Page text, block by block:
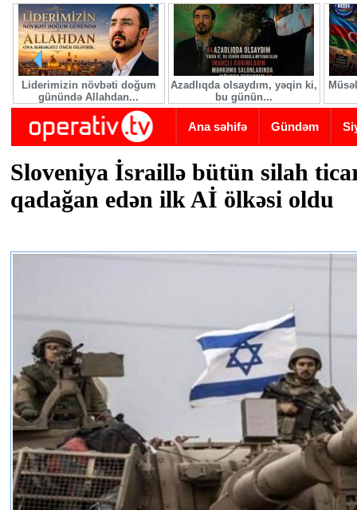
Skip to main content
Liderimizin növbəti doğum
günündə Allahdan...
Azadlıqda olsaydım, yəqin ki,
bu günün...
Ana səhifə Gündəm
Sloveniya İsraillə bütün silah
qadağan edən ilk Aİ ölkəsi oldu